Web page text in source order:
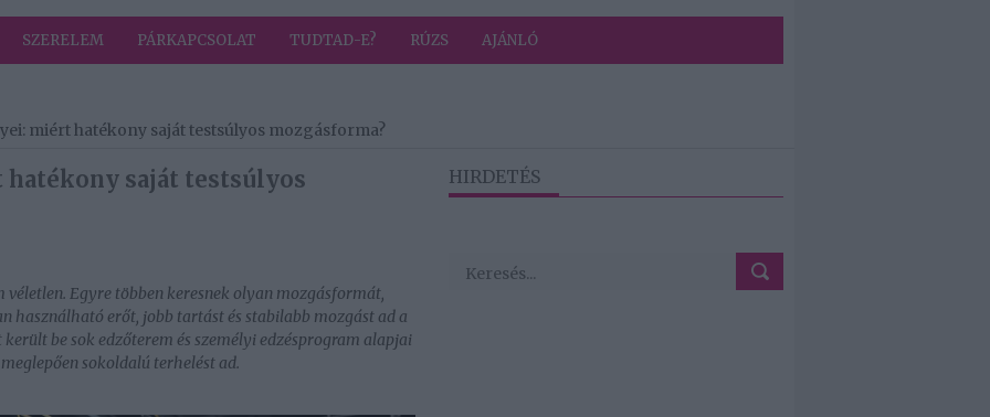
SZERELEM PÁRKAPCSOLAT TUDTAD-E? RÚZS AJÁNLÓ
miért hatékony saját testsúlyos mozgásforma?
hatékony saját testsúlyos
véletlen. Egyre többen keresnek olyan mozgásformát,
használható erőt, jobb tartást és stabilabb mozgást ad a
be sok edzőterem és személyi edzésprogram alapjai
sokoldalú terhelést ad.
HIRDETÉS